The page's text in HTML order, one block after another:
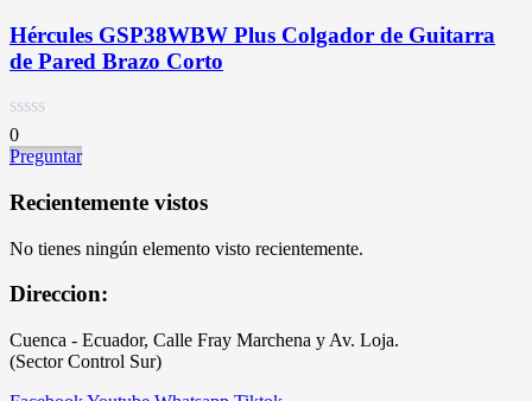
Hércules GSP38WBW Plus Colgador de Guitarra
de Pared Brazo Corto
0
Preguntar
Recientemente vistos
No tienes ningún elemento visto recientemente.
Direccion:
Cuenca - Ecuador, Calle Fray Marchena y Av. Loja.
(Sector Control Sur)